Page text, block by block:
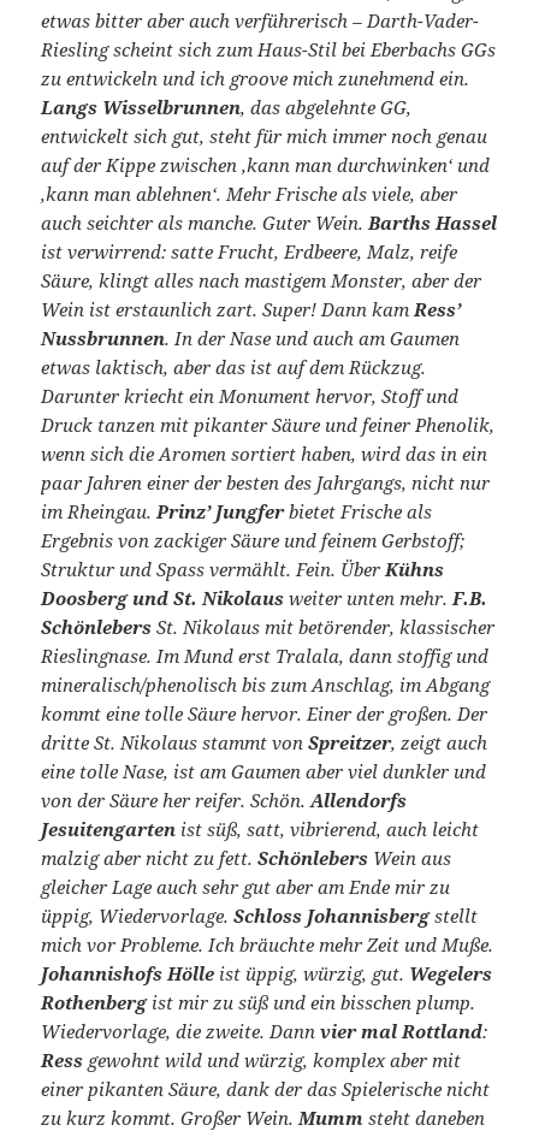
etwas bitter aber auch verführerisch – Darth-Vader-
Riesling scheint sich zum Haus-Stil bei Eberbachs GGs
zu entwickeln und ich groove mich zunehmend ein.
Langs Wisselbrunnen, das abgelehnte GG,
entwickelt sich gut, steht für mich immer noch genau
auf der Kippe zwischen ‚kann man durchwinken‘ und
‚kann man ablehnen‘. Mehr Frische als viele, aber
auch seichter als manche. Guter Wein. Barths Hassel
ist verwirrend: satte Frucht, Erdbeere, Malz, reife
Säure, klingt alles nach mastigem Monster, aber der
Wein ist erstaunlich zart. Super! Dann kam Ress’
Nussbrunnen. In der Nase und auch am Gaumen
etwas laktisch, aber das ist auf dem Rückzug.
Darunter kriecht ein Monument hervor, Stoff und
Druck tanzen mit pikanter Säure und feiner Phenolik,
wenn sich die Aromen sortiert haben, wird das in ein
paar Jahren einer der besten des Jahrgangs, nicht nur
im Rheingau. Prinz’ Jungferbietet Frische als
Ergebnis von zackiger Säure und feinem Gerbstoff;
Struktur und Spass vermählt. Fein. Über Kühns
Doosberg und St. Nikolaus weiter unten mehr. F.B.
SchönlebersSt. Nikolaus mit betörender, klassischer
Rieslingnase. Im Mund erst Tralala, dann stoffig und
mineralisch/phenolisch bis zum Anschlag, im Abgang
kommt eine tolle Säure hervor. Einer der großen. Der
dritte St. Nikolaus stammt vonSpreitzer, zeigt auch
eine tolle Nase, ist am Gaumen aber viel dunkler und
von der Säure her reifer. Schön.Allendorfs
Jesuitengarten ist süß, satt, vibrierend, auch leicht
malzig aber nicht zu fett.Schönlebers Wein aus
gleicher Lage auch sehr gut aber am Ende mir zu
üppig, Wiedervorlage.Schloss Johannisbergstellt
mich vor Probleme. Ich bräuchte mehr Zeit und Muße.
Johannishofs Hölle ist üppig, würzig, gut. Wegelers
Rothenbergist mir zu süß und ein bisschen plump.
Wiedervorlage, die zweite. Dannvier mal Rottland:
Ress gewohnt wild und würzig, komplex aber mit
einer pikanten Säure, dank der das Spielerische nicht
zu kurz kommt. Großer Wein. Mumm steht daneben